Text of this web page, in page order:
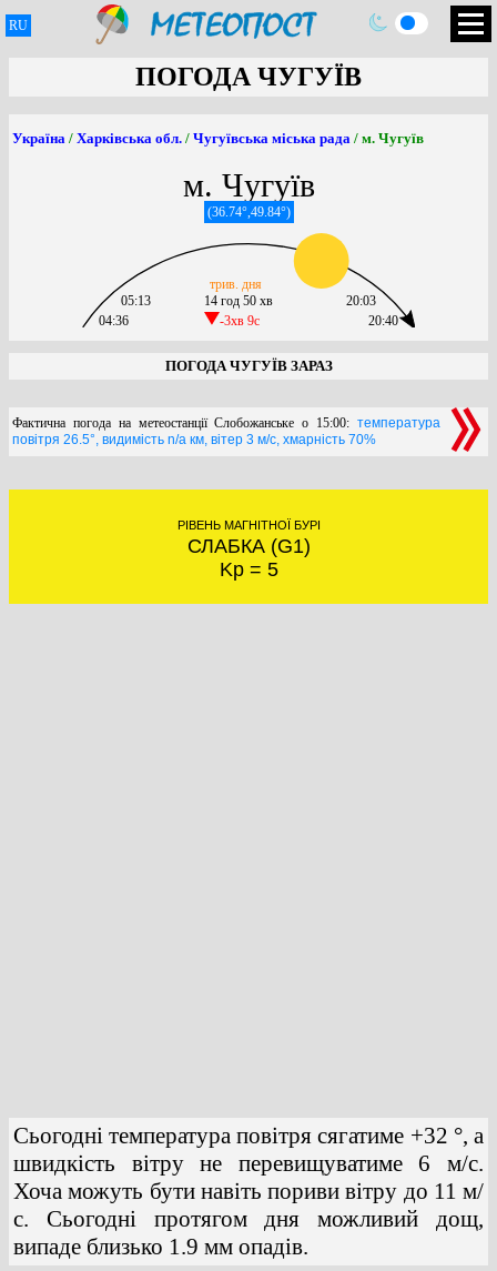
RU
ПОГОДА ЧУГУЇВ
Україна / Харківська обл. / Чугуївська міська рада / м. Чугуїв
м. Чугуїв
(36.74°,49.84°)
04:36
05:13
14 год 50 хв
-3хв 9c
трив. дня
20:40
20:03
ПОГОДА ЧУГУЇВ ЗАРАЗ
Фактична погода на метеостанції Слобожанське о 15:00: температура
повітря 26.5°, видимість n/a км, вітер 3 м/с, хмарність 70%
РІВЕНЬ МАГНІТНОЇ БУРІ
СЛАБКА (G1)
Kp = 5
Сьогодні температура повітря сягатиме +32 °, а
швидкість вітру не перевищуватиме 6 м/с.
Хоча можуть бути навіть пориви вітру до 11 м/
с. Сьогодні протягом дня можливий дощ,
випаде близько 1.9 мм опадів.